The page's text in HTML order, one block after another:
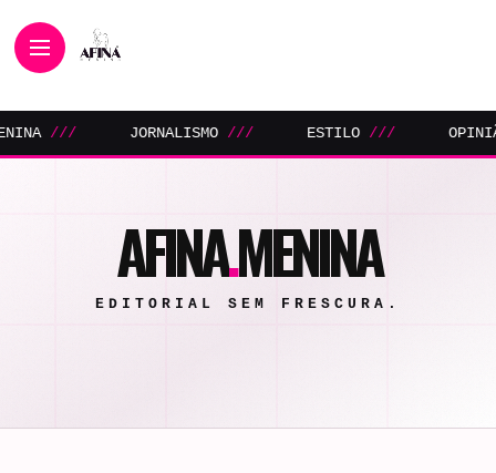
ESTILO /// OPINIÃO AFINA MENINA
AFINA.MENINA
EDITORIAL SEM FRESCURA.